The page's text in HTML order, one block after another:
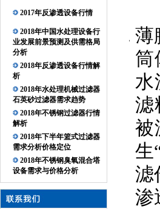
2017年反渗透设备行情
2018年中国水处理设备行
业发展前景预测及供需格局
分析
2018年反渗透设备行情解
析
2018年水处理机械过滤器
石英砂过滤器需求趋势
2018年不锈钢过滤器行情
解析
2018年下半年篮式过滤器
需求分析价格定位
2018年不锈钢臭氧混合塔
设备需求与价格分析
薄
筒
水
滤
被
生
滤
渗